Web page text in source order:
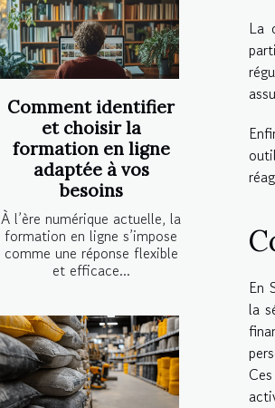
Comment identifier
et choisir la
formation en ligne
adaptée à vos
besoins
À l’ère numérique actuelle, la
formation en ligne s’impose
comme une réponse flexible
et efficace...
La
En
la